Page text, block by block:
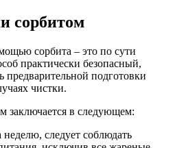
сорбитом
сорбита – это по сути
практически безопасный,
подготовки
чистки.
заключается в следующем:
следует соблюдать